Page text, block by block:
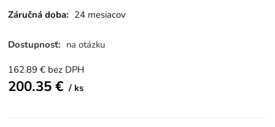
Záručná doba: 24 mesiacov
Dostupnosť: na otázku
162.89 € bez DPH
200.35€ ks